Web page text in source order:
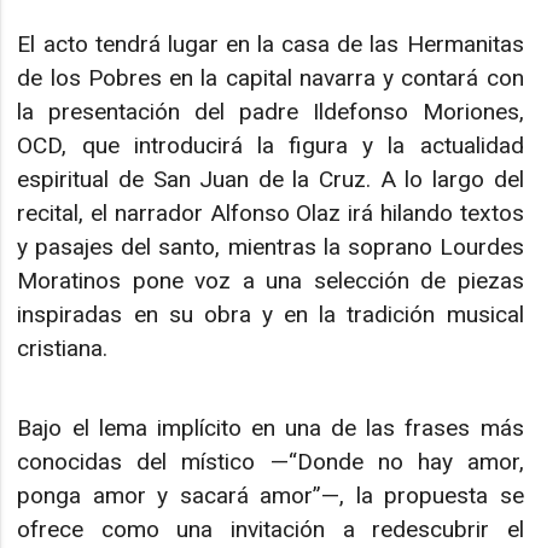
El acto tendrá lugar en la casa de las Hermanitas
de los Pobres en la capital navarra y contará con
la presentación del padre Ildefonso Moriones,
OCD, que introducirá la figura y la actualidad
espiritual de San Juan de la Cruz. A lo largo del
recital, el narrador Alfonso Olaz irá hilando textos
y pasajes del santo, mientras la soprano Lourdes
Moratinos pone voz a una selección de piezas
inspiradas en su obra y en la tradición musical
cristiana.​
Bajo el lema implícito en una de las frases más
conocidas del místico —“Donde no hay amor,
ponga amor y sacará amor”—, la propuesta se
ofrece como una invitación a redescubrir el